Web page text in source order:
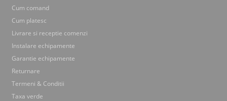
Cum comand
Cum platesc
Livrare si receptie comenzi
Instalare echipamente
Garantie echipamente
Returnare
Termeni & Conditii
Taxa verde